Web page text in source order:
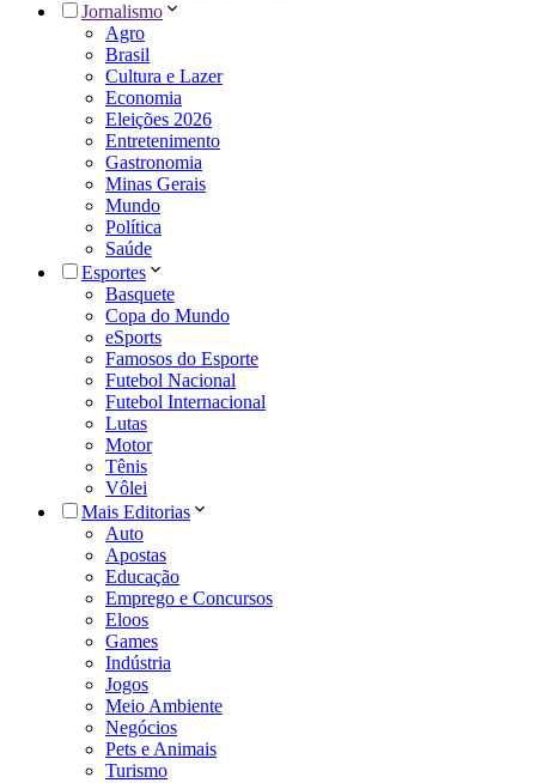
Jornalismo
Agro
Brasil
Cultura e Lazer
Economia
Eleições 2026
Entretenimento
Gastronomia
Minas Gerais
Mundo
Política
Saúde
Esportes
Basquete
Copa do Mundo
eSports
Famosos do Esporte
Futebol Nacional
Futebol Internacional
Lutas
Motor
Tênis
Vôlei
Mais Editorias
Auto
Apostas
Educação
Emprego e Concursos
Eloos
Games
Indústria
Jogos
Meio Ambiente
Negócios
Pets e Animais
Turismo